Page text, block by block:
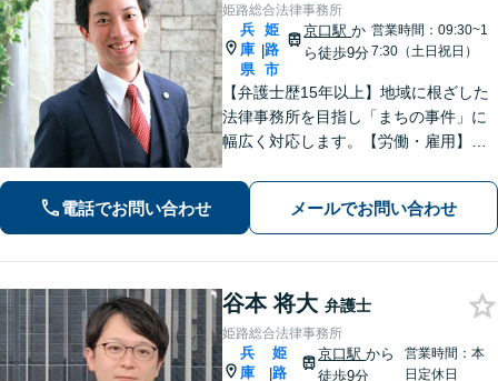
姫路総合法律事務所
兵
庫
県
|
姫
路
市
京口駅か
ら徒歩9分
営業時間：09:30~1
7:30（土日祝日）
【弁護士歴15年以上】地域に根ざした
法律事務所を目指し「まちの事件」に
幅広く対応します。【労働・雇用】残
せんか？正しい知識で正当な権利を主
張します。【相続・遺言】遺言書作成
のサポートはお任せください。
電話でお問い合わせ メールでお問い合わせ
谷本 将大 弁護士
姫路総合法律事務所
兵
庫
|
姫
路
京口駅から
徒歩9分
営業時間：本
日定休日